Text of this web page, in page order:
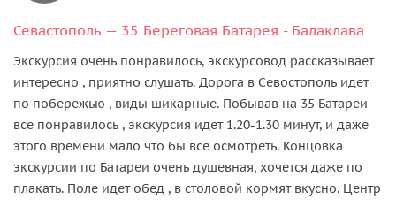
Севастополь — 35 Береговая Батарея - Балаклава
Экскурсия очень понравилось, экскурсовод рассказывает
интересно , приятно слушать. Дорога в Севостополь идет
по побережью , виды шикарные. Побывав на 35 Батареи
все понравилось , экскурсия идет 1.20-1.30 минут, и даже
этого времени мало что бы все осмотреть. Концовка
экскурсии по Батареи очень душевная, хочется даже по
плакать. Поле идет обед , в столовой кормят вкусно. Центр